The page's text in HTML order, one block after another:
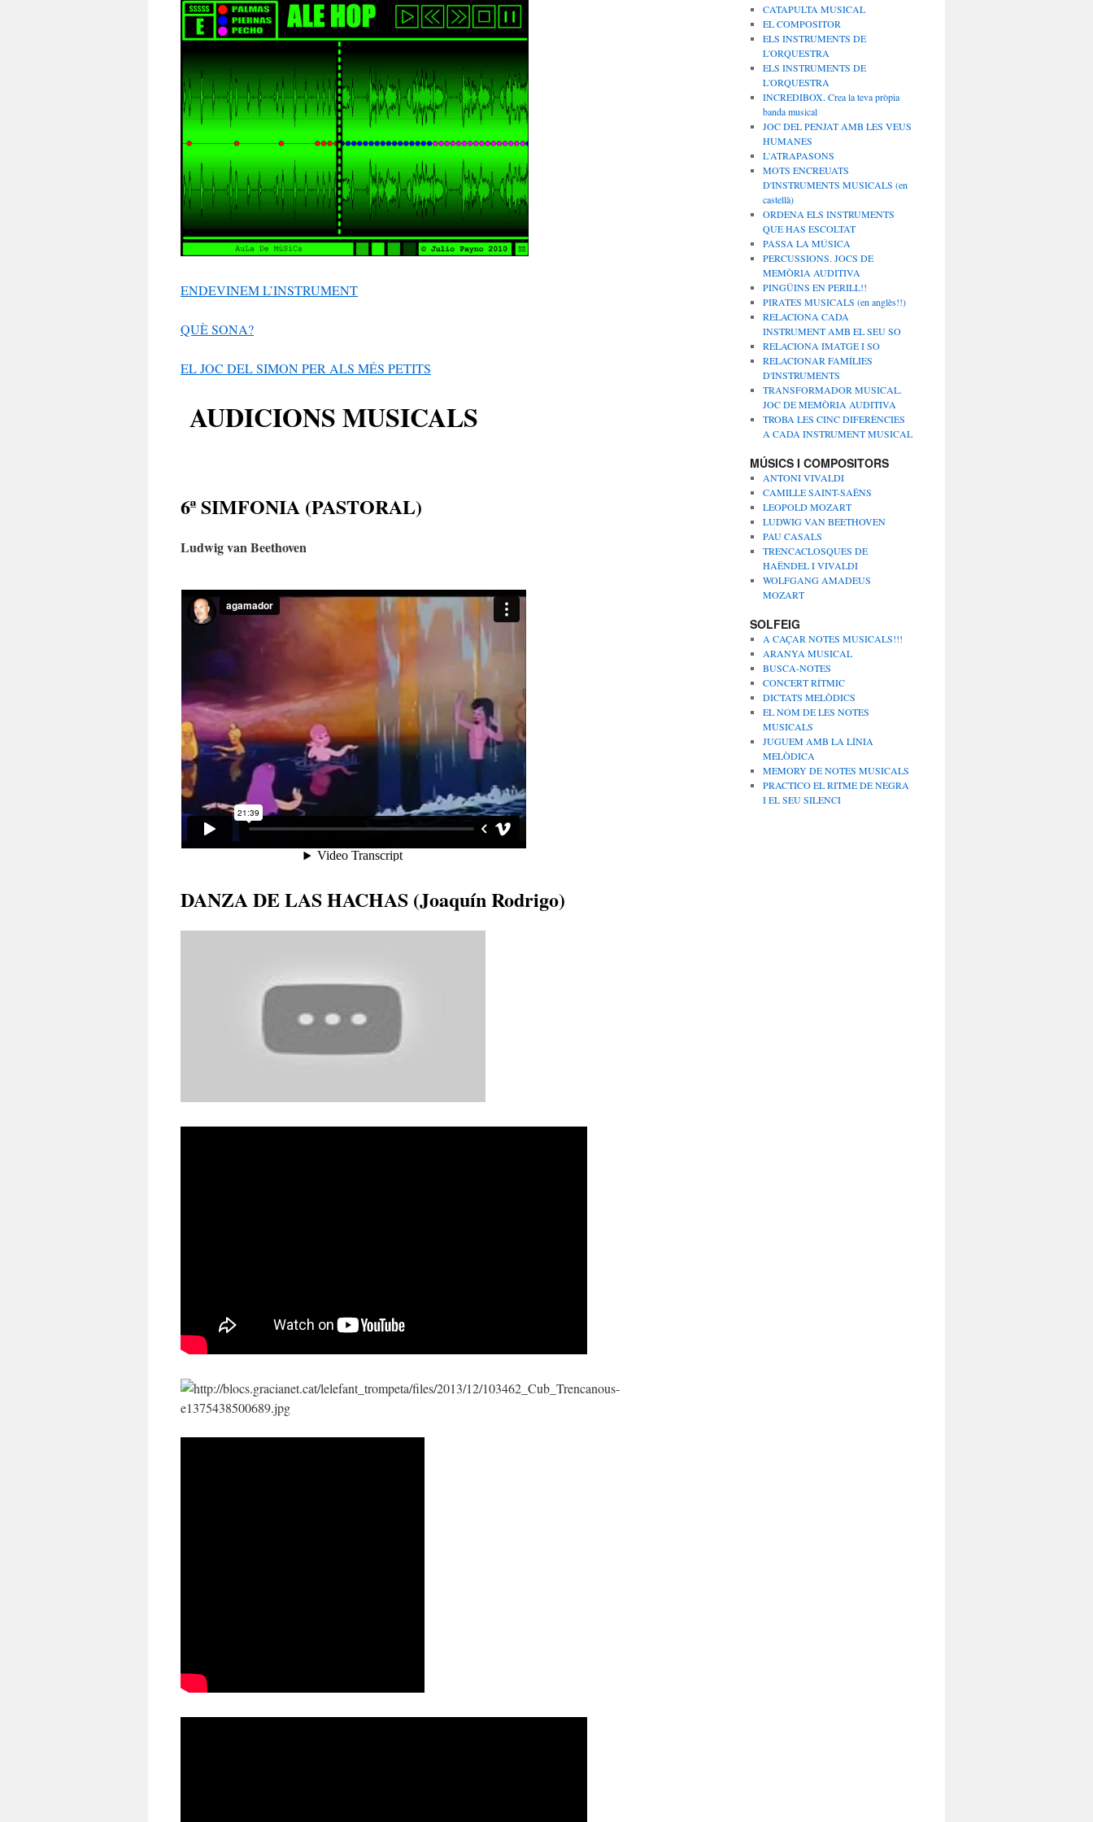
ENDEVINEM L’INSTRUMENT
QUÈ SONA?
EL JOC DEL SIMON PER ALS MÉS PETITS
AUDICIONS MUSICALS
6ª SIMFONIA (PASTORAL)
Ludwig van Beethoven
DANZA DE LAS HACHAS (Joaquín Rodrigo)
CATAPULTA MUSICAL
EL COMPOSITOR
ELS INSTRUMENTS DE
L'ORQUESTRA
ELS INSTRUMENTS DE
L'ORQUESTRA
INCREDIBOX. Crea la teva pròpia
banda musical
JOC DEL PENJAT AMB LES VEUS
HUMANES
L'ATRAPASONS
MOTS ENCREUATS
D'INSTRUMENTS MUSICALS (en
castellà)
ORDENA ELS INSTRUMENTS
QUE HAS ESCOLTAT
PASSA LA MÚSICA
PERCUSSIONS. JOCS DE
MEMÒRIA AUDITIVA
PINGÜINS EN PERILL!!
PIRATES MUSICALS (en anglès!!)
RELACIONA CADA
INSTRUMENT AMB EL SEU SO
RELACIONA IMATGE I SO
RELACIONAR FAMÍLIES
D'INSTRUMENTS
TRANSFORMADOR MUSICAL.
JOC DE MEMÒRIA AUDITIVA
TROBA LES CINC DIFERÈNCIES
A CADA INSTRUMENT MUSICAL
MÚSICS I COMPOSITORS
ANTONI VIVALDI
CAMILLE SAINT-SAËNS
LEOPOLD MOZART
LUDWIG VAN BEETHOVEN
PAU CASALS
TRENCACLOSQUES DE
HAËNDEL I VIVALDI
WOLFGANG AMADEUS
MOZART
SOLFEIG
A CAÇAR NOTES MUSICALS!!!
ARANYA MUSICAL
BUSCA-NOTES
CONCERT RÍTMIC
DICTATS MELÒDICS
EL NOM DE LES NOTES
MUSICALS
JUGUEM AMB LA LÍNIA
MELÒDICA
MEMORY DE NOTES MUSICALS
PRACTICO EL RITME DE NEGRA
I EL SEU SILENCI